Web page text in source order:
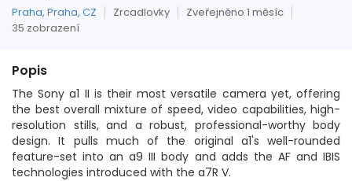
Praha, Praha, CZ Zrcadlovky
Zveřejněno 1 měsíc
35 zobrazení
Popis
The Sony a1 II is their most versatile camera yet, offering
the best overall mixture of speed, video capabilities, high-
resolution stills, and a robust, professional-worthy body
design. It pulls much of the original a1's well-rounded
feature-set into an a9 III body and adds the AF and IBIS
technologies introduced with the a7R V.